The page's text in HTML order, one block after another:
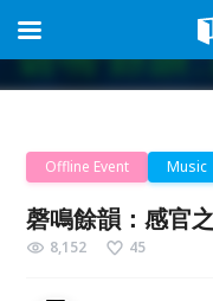
Offline Event Music
磬鳴餘韻：感官
8,152 45